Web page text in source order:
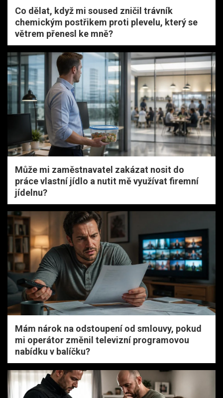
Co dělat, když mi soused zničil trávník
chemickým postřikem proti plevelu, který se
větrem přenesl ke mně?
Může mi zaměstnavatel zakázat nosit do
práce vlastní jídlo a nutit mě využívat firemní
jídelnu?
Mám nárok na odstoupení od smlouvy, pokud
mi operátor změnil televizní programovou
nabídku v balíčku?